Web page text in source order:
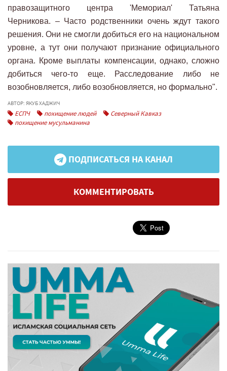
правозащитного центра 'Мемориал' Татьяна
Черникова. – Часто родственники очень ждут такого
решения. Они не смогли добиться его на национальном
уровне, а тут они получают признание официального
органа. Кроме выплаты компенсации, однако, сложно
добиться чего-то еще. Расследование либо не
возобновляется, либо возобновляется, но формально".
АВТОР: ЯКУБ ХАДЖИЧ
ЕСПЧ похищение людей
Северный Кавказ
похищение мусульманина
ПОДПИСАТЬСЯ НА КАНАЛ
КОММЕНТИРОВАТЬ